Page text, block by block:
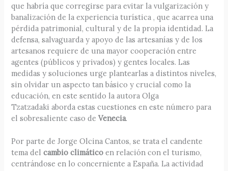
que habría que corregirse para evitar la vulgarización y
banalización de la experiencia turística , que acarrea una
pérdida patrimonial, cultural y de la propia identidad. La
defensa, salvaguarda y apoyo de las artesanías y de los
artesanos requiere de una mayor cooperación entre
agentes (públicos y privados) y gentes locales. Las
medidas y soluciones urge plantearlas a distintos niveles,
sin olvidar un aspecto tan básico y crucial como la
educación, en este sentido la autora Olga
Tzatzadaki aborda estas cuestiones en este número para
el sobresaliente caso deVenecia.
Por parte de Jorge Olcina Cantos, se trata el candente
tema delcambio climático en relación con el turismo,
centrándose en lo concerniente a España. La actividad